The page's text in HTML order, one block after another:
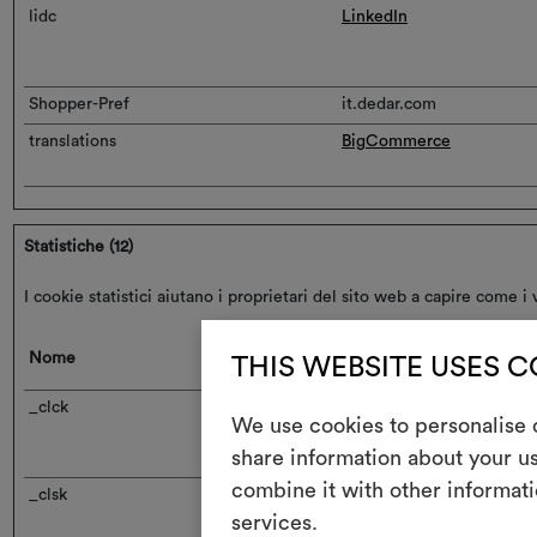
THIS WEBSITE USES
We use cookies to
share information about your
combine it with other
services.
lidc LinkedIn
Shopper-Pref it.dedar.com
translations BigCommerce
Statistiche (12)
I cookie statistici aiutano i proprietari del sito web a capire
Nome Fornitore
_clck
_clsk Microsoft